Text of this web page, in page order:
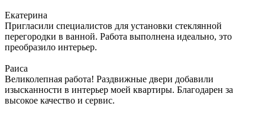
Екатерина
Пригласили специалистов для установки стеклянной
перегородки в ванной. Работа выполнена идеально, это
преобразило интерьер.
Раиса
Великолепная работа! Раздвижные двери добавили
изысканности в интерьер моей квартиры. Благодарен за
высокое качество и сервис.